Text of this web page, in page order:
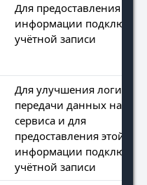
Для предоставления этой
информации
учётной записи
Для улучшения логики
передачи данных нашего
сервиса и для
предоставления этой
информации
учётной записи